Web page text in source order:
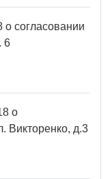
согласовании
6
о
Викторенко, д.3